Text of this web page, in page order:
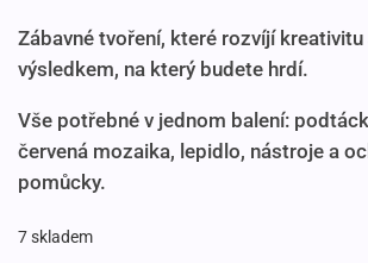
Zábavné tvoření, které rozvíjí
výsledkem, na který budete hrdí.
Vše potřebné v jednom balení:
červená mozaika, lepidlo, nástroje a
pomůcky.
7 skladem